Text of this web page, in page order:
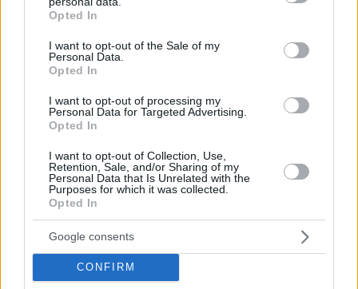
grant or deny consent to Google and its third-party tags to
use your data for below specified purposes in below Google
consent section.
Opted In
I want to opt-out of the Sale of my
Personal Data.
Opted In
I want to opt-out of processing my
Personal Data for Targeted Advertising.
Opted In
I want to opt-out of Collection, Use,
Retention, Sale, and/or Sharing of my
Personal Data that Is Unrelated with the
Purposes for which it was collected.
Opted In
Google consents
CONFIRM
φωτογραφίες
Η αποκαλυπτική κατάθεση της
συζύγου του Αφγανού: Πώς
ότι ήταν το πτώμα στη βαλίτσα
06.08.2026, 12:32
ΠΑΟΚ - Άντερλεχτ 0-1 (ημίχρονο): Οι
δευτερόλεπτα, έχασε πέναλτι ο
Μιχαηλίδης, δείτε το γκολ